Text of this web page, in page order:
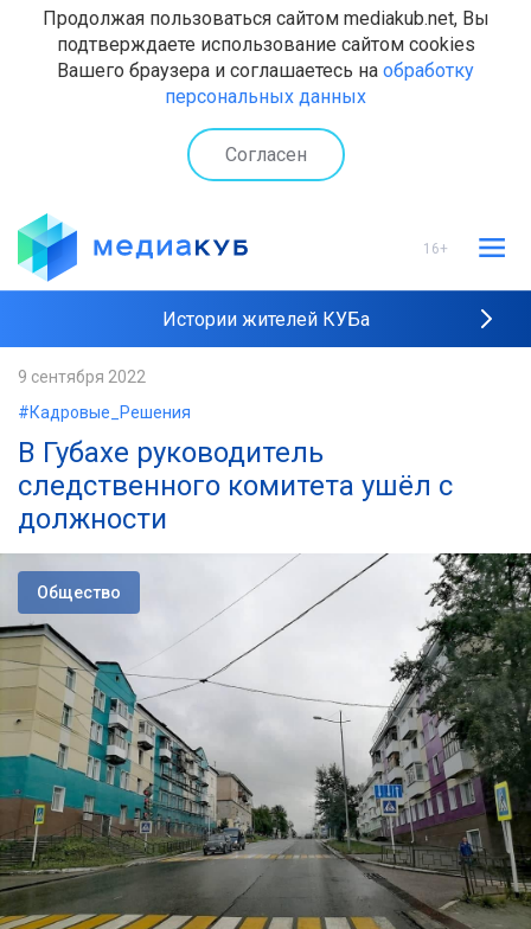
Продолжая пользоваться сайтом mediakub.net, Вы
подтверждаете использование сайтом cookies
Вашего браузера и соглашаетесь на обработку
персональных данных
Согласен
16+
Истории жителей КУБа
9 сентября 2022
#Кадровые_Решения
В Губахе руководитель
следственного комитета ушёл с
должности
Общество